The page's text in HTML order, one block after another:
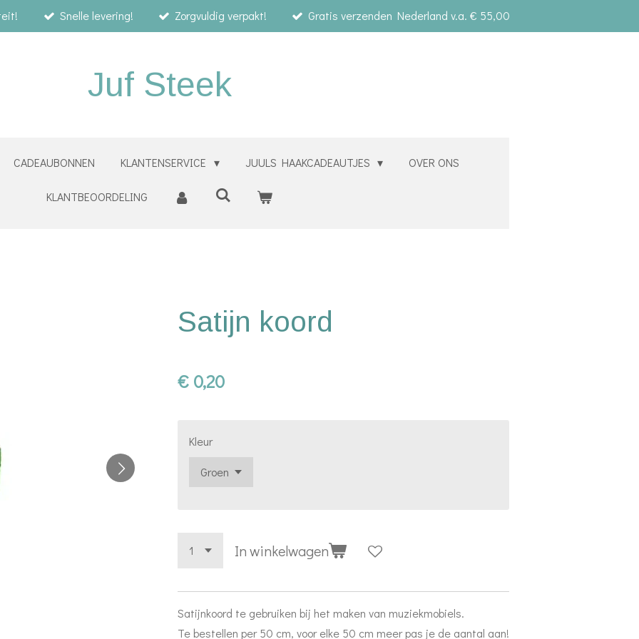
Snelle levering! Zorgvuldig verpakt! Gratis verzenden Nederland v.a. € 55,00
Juf Steek
CADEAUBONNEN KLANTENSERVICE JUULS HAAKCADEAUTJES OVER ONS
KLANTBEOORDELING
Satijn koord
€ 0,20
Kleur
In winkelwagen
Satijnkoord te gebruiken bij het maken van muziekmobiels.
Te bestellen per 50 cm, voor elke 50 cm meer pas je de aantal aan!